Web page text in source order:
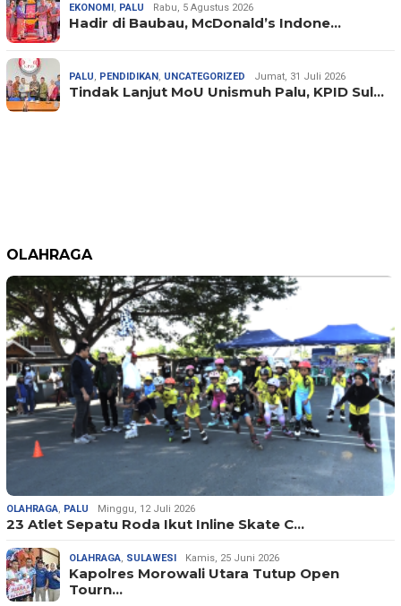
EKONOMI, PALU Rabu, 5 Agustus 2026
Hadir di Baubau, McDonald’s Indone…
PALU, PENDIDIKAN, UNCATEGORIZED Jumat, 31 Juli 2026
Tindak Lanjut MoU Unismuh Palu, KPID Sul…
OLAHRAGA
OLAHRAGA PALU Minggu, 12 Juli 2026
23 Atlet Sepatu Roda Ikut Inline Skate C…
OLAHRAGA SULAWESI Kamis, 25 Juni 2026
Kapolres Morowali Utara Tutup Open
Tourn…